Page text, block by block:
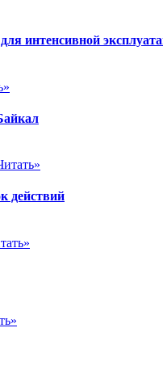
интенсивной
действий